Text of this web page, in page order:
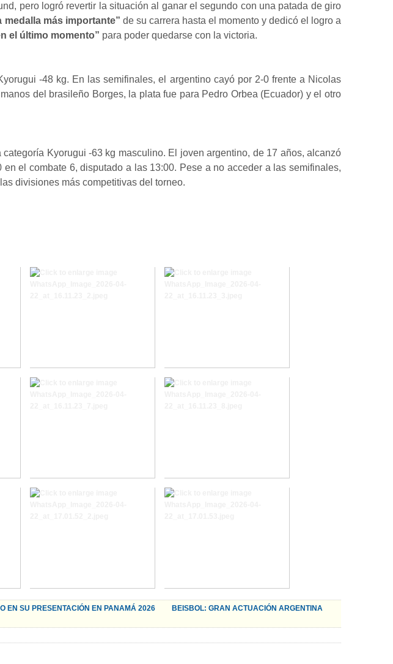
pero logró revertir la situación al ganar el segundo con una patada de giro
medalla más importante” de su carrera hasta el momento y dedicó el logro a
el último momento” para poder quedarse con la victoria.
-48 kg. En las semifinales, el argentino cayó por 2-0 frente a Nicolas
del brasileño Borges, la plata fue para Pedro Orbea (Ecuador) y el otro
Kyorugui -63 kg masculino. El joven argentino, de 17 años, alcanzó
el combate 6, disputado a las 13:00. Pese a no acceder a las semifinales,
divisiones más competitivas del torneo.
EN SU PRESENTACIÓN EN PANAMÁ 2026
BEISBOL: GRAN ACTUACIÓN ARGENTINA